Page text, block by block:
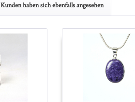
Kunden haben sich ebenfalls angesehen